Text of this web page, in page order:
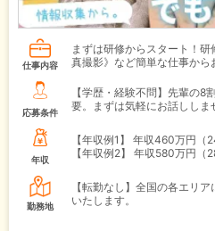
仕事内容
まずは研修からスタート！
真撮影》など簡単な仕事から
応募条件
【学歴・経験不問】先輩の8
要。まずは気軽にお話ししま
年収
【年収例1】
年収460万円（
【年収例2】
年収580万円（
勤務地
【転勤なし】全国の各エリ
いたします。